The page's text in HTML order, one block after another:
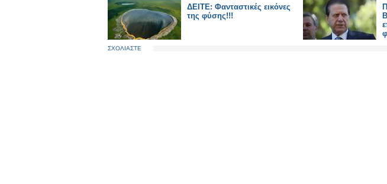
ΔΕΙΤΕ: Φανταστικές εικόνες
της φύσης!!!
ΣΧΟΛΙΑΣΤΕ